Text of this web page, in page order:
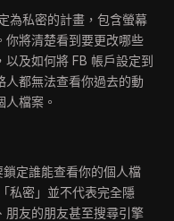
為私密的計畫，包含螢幕
你將清楚看到要更改哪些
及如何將 FB 帳戶設定到
人都無法查看你過去的動
檔案。
定誰能查看你的個人檔
私密」並不代表完全隱
朋友的朋友甚至搜尋引擎